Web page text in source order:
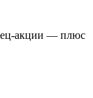
акции — плюс